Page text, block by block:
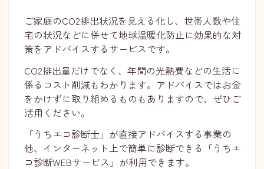
ご家庭のCO2排出状況を見える化し、世帯人数や住
宅の状況などに併せて地球温暖化防止に効果的な対
策をアドバイスするサービスです。
CO2排出量だけでなく、年間の光熱費などの生活に
係るコスト削減もわかります。アドバイスではお金
をかけずに取り組めるものもありますので、ぜひご
活用ください。
「うちエコ診断士」が直接アドバイスする事業の
他、インターネット上で簡単に診断できる「うちエ
コ診断WEBサービス」が利用できます。